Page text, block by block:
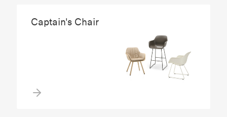
Captain's Chair